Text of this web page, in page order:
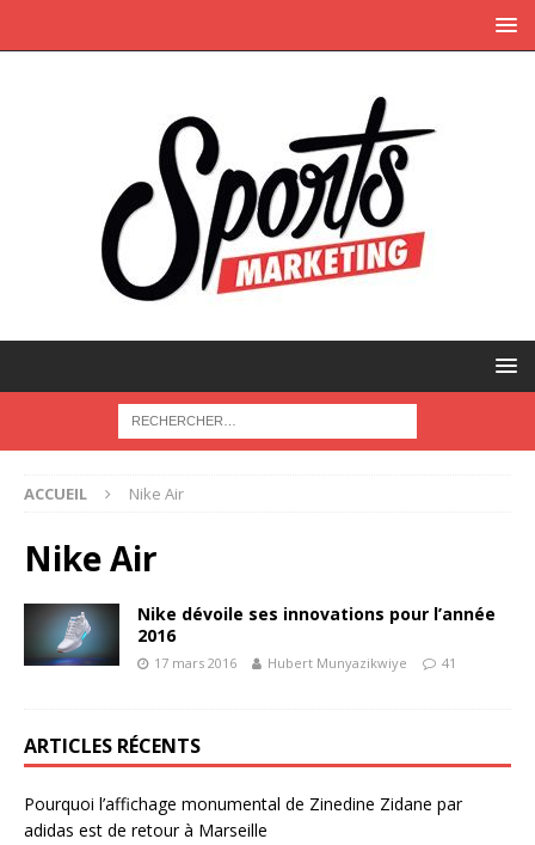
ACCUEIL Nike Air
Nike Air
Nike dévoile ses innovations pour l’année
2016
17 mars 2016 Hubert Munyazikwiye 41
ARTICLES RÉCENTS
Pourquoi l’affichage monumental de Zinedine Zidane par
adidas est de retour à Marseille